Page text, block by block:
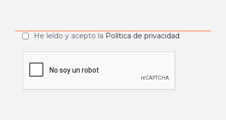
He leído y acepto la Política de privacidad